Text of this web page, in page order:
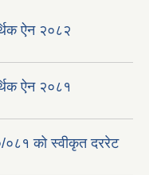
ऐन २०८२
ऐन २०८१
०८१ को स्वीकृत दररेट